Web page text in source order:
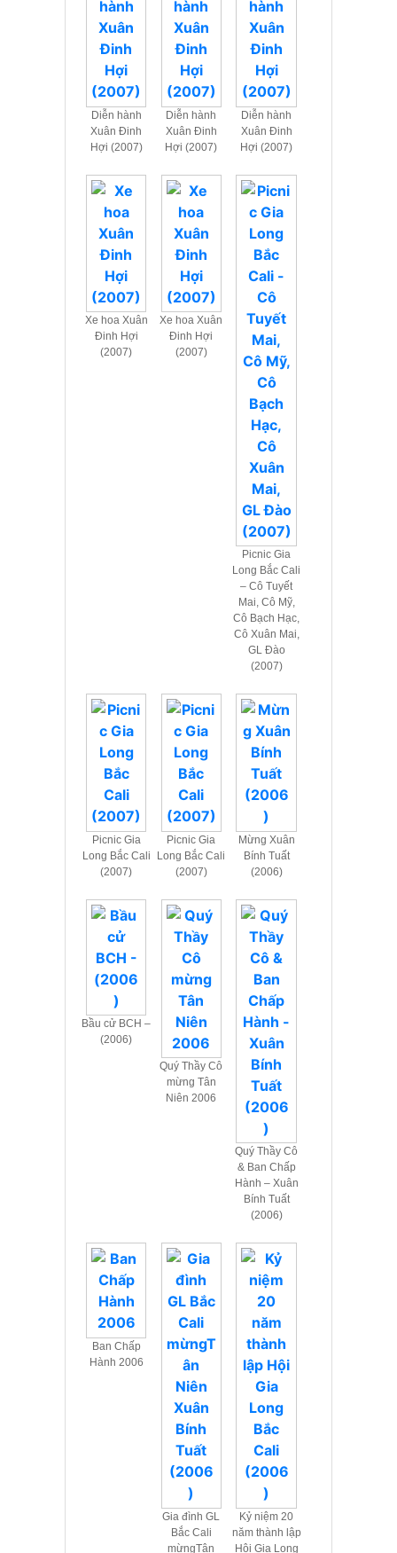
Diễn hành
Xuân Đinh
Hợi (2007)
Diễn hành
Xuân Đinh
Hợi (2007)
Diễn hành
Xuân Đinh
Hợi (2007)
Xe hoa Xuân
Đinh Hợi
(2007)
Xe hoa Xuân
Đinh Hợi
(2007)
Picnic Gia
Long Bắc Cali
– Cô Tuyết
Mai, Cô Mỹ,
Cô Bạch Hạc,
Cô Xuân Mai,
GL Đào
(2007)
Picnic Gia
Long Bắc Cali
(2007)
Picnic Gia
Long Bắc Cali
(2007)
Mừng Xuân
Bính Tuất
(2006)
Bầu cử BCH –
(2006)
Quý Thầy Cô
mừng Tân
Niên 2006
Quý Thầy Cô
& Ban Chấp
Hành – Xuân
Bính Tuất
(2006)
Ban Chấp
Hành 2006
Gia đình GL
Bắc Cali
mừngTân
Kỷ niệm 20
năm thành lập
Hội Gia Long